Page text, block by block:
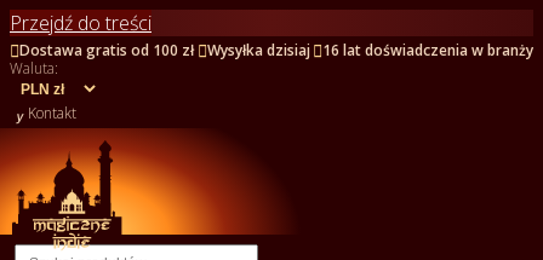
Przejdź do treści
Dostawa gratis od 100 zł Wysyłka dzisiaj 16 lat doświadczenia w branży
Waluta:
 Kontakt